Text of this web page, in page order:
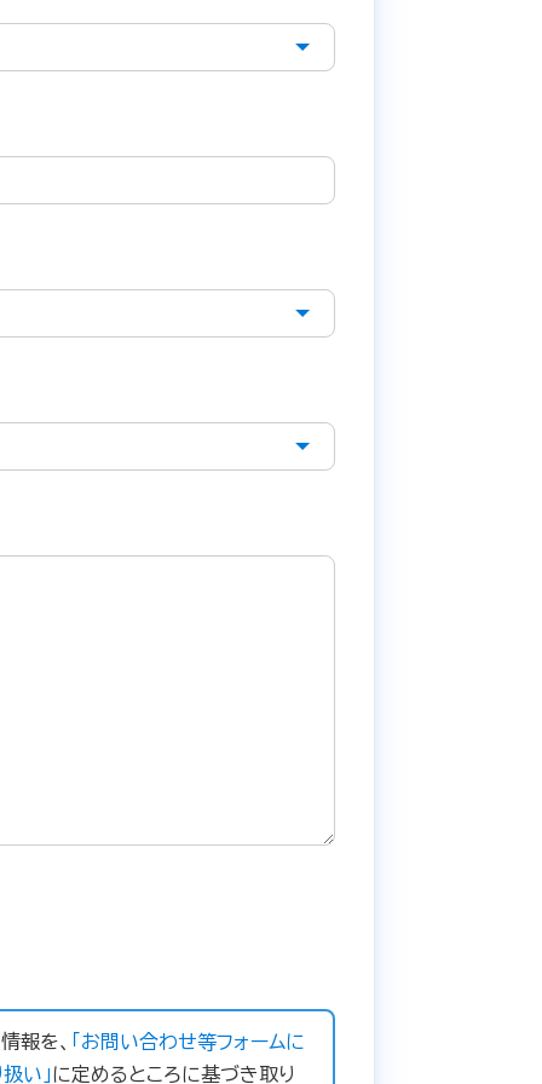
報を、
「お問い合わせ等フォームに
い」に定めるところに基づき取り